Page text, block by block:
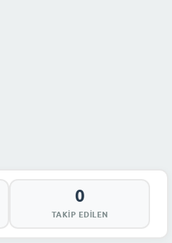
0
TAKIP EDILEN